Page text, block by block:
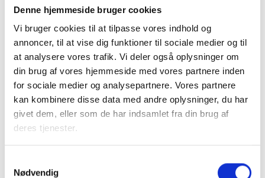
Denne hjemmeside bruger cookies
Vi bruger cookies til at tilpasse vores indhold og
annoncer, til at vise dig funktioner til sociale medier og til
at analysere vores trafik. Vi deler også oplysninger om
din brug af vores hjemmeside med vores partnere inden
for sociale medier og analysepartnere. Vores partnere
kan kombinere disse data med andre oplysninger, du har
givet dem, eller som de har indsamlet fra din brug af
deres tjenester.
Nødvendig
Med venlig hilsen
Bent Madsen / Christina Wandt
Kontakt
Adm. direktør